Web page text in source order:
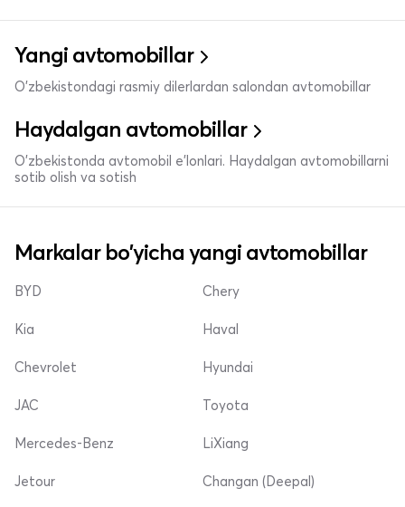
Yangi avtomobillar
O'zbekistondagi rasmiy dilerlardan salondan avtomobillar
Haydalgan avtomobillar
O'zbekistonda avtomobil e’lonlari. Haydalgan avtomobillarni
sotib olish va sotish
Markalar bo'yicha yangi avtomobillar
BYD
Kia
Chevrolet
Chery
Haval
Hyundai
JAC
Mercedes-Benz
Jetour
Toyota
LiXiang
Changan (Deepal)